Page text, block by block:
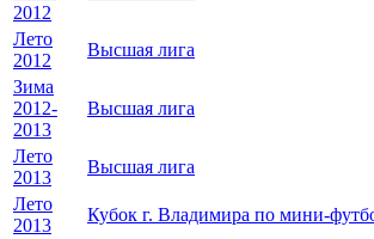
2012
Лето
2012
Высшая лига
Зима
2012-
2013
Высшая лига
Лето
2013
Высшая лига
Лето
2013
Кубок г. Владимира по мини-